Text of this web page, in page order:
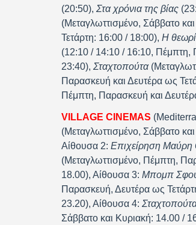
(20:50), Στα χρόνια της βίας
(Μεταγλωττισμένο, Σάββατο
Τετάρτη: 16:00 / 18:00), Η
(12:10 / 14:10 / 16:10, Πέμπτη,
23:40), Σταχτοπούτα
Παρασκευή και Δευτέρα ως
Πέμπτη, Παρασκευή και
VILLAGE CINEMAS
(Μεταγλωττισμένο, Σάββατο
Αίθουσα 2: Επιχείρηση
(Μεταγλωττισμένο, Πέμπτη,
18.00), Αίθουσα 3: Μπομπ
Παρασκευή, Δευτέρα ως
23.20), Αίθουσα 4:
Σάββατο και Κυριακή: 14.00 /